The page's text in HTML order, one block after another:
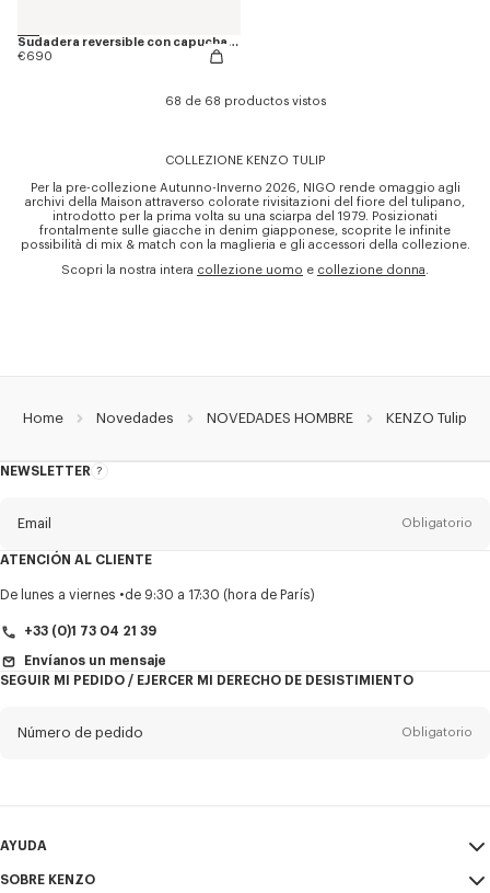
Sudadera reversible con capucha y cremallera de algodón 'KENZO Tulip'
€690
68 de 68 productos vistos
COLLEZIONE KENZO TULIP
Per la pre-collezione Autunno-Inverno 2026, NIGO rende omaggio agli
archivi della Maison attraverso colorate rivisitazioni del fiore del tulipano,
introdotto per la prima volta su una sciarpa del 1979. Posizionati
frontalmente sulle giacche in denim giapponese, scoprite le infinite
possibilità di mix & match con la maglieria e gli accessori della collezione.
Scopri la nostra intera collezione uomo e collezione donna.
Home Novedades NOVEDADES HOMBRE KENZO Tulip
NEWSLETTER
Acerca
Email Obligatorio
TítuloObligatorio
ATENCIÓN AL CLIENTE
De lunes a viernes de 9:30 a 17:30 (hora de París)
+33 (0)1 73 04 21 39
Envíanos un mensaje
SEGUIR MI PEDIDO / EJERCER MI DERECHO DE DESISTIMIENTO
Número de pedido Obligatorio
AYUDA
Mi Cuenta
SOBRE KENZO